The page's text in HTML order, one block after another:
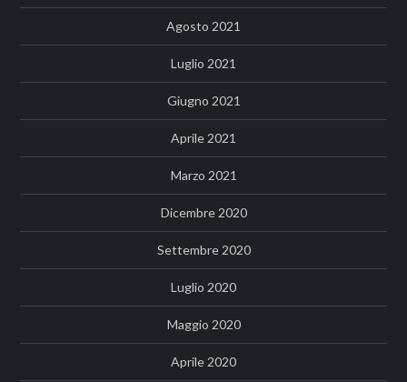
Agosto 2021
Luglio 2021
Giugno 2021
Aprile 2021
Marzo 2021
Dicembre 2020
Settembre 2020
Luglio 2020
Maggio 2020
Aprile 2020